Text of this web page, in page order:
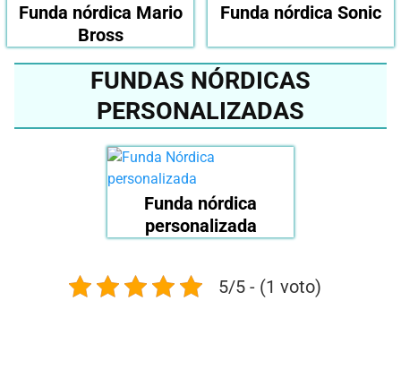
Funda nórdica Mario
Bross
Funda nórdica Sonic
FUNDAS NÓRDICAS
PERSONALIZADAS
Funda nórdica
personalizada
5/5 - (1 voto)